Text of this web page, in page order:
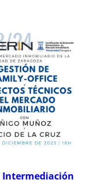
Intermediación